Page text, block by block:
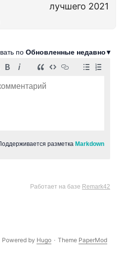
лучшего 2021
Powered by Hugo · Theme PaperMod